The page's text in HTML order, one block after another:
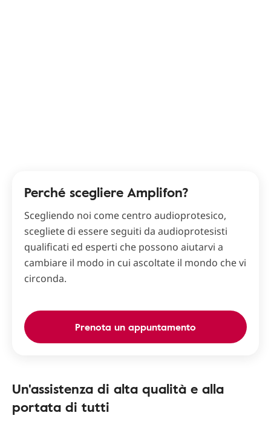
Perché scegliere Amplifon?
Scegliendo noi come centro audioprotesico,
scegliete di essere seguiti da audioprotesisti
qualificati ed esperti che possono aiutarvi a
cambiare il modo in cui ascoltate il mondo che vi
circonda.
Prenota un appuntamento
Un'assistenza di alta qualità e alla
portata di tutti